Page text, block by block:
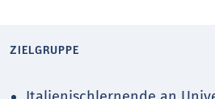
ZIELGRUPPE